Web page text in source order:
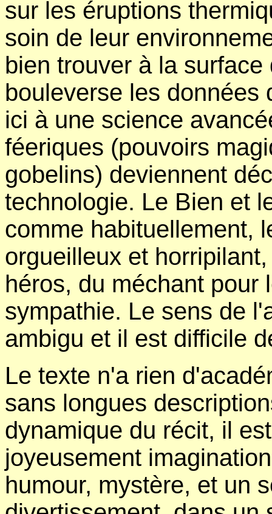
sur les éruptions
soin de leur
bien trouver à la
bouleverse les données
ici à une science
féeriques (pouvoirs
gobelins) deviennent
technologie. Le Bien et
comme habituellement,
orgueilleux et
héros, du méchant pour
sympathie. Le sens de
ambigu et il est difficile
Le texte n'a rien
sans longues
dynamique du récit, il
joyeusement
humour, mystère, et un